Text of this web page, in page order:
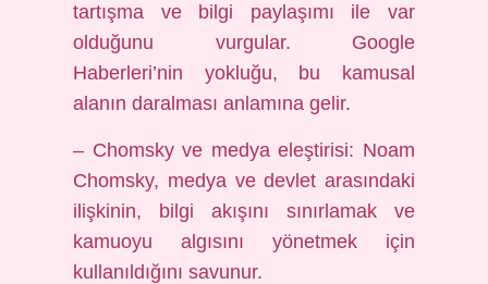
tartışma ve bilgi paylaşımı ile var
olduğunu vurgular. Google
Haberleri’nin yokluğu, bu kamusal
alanın daralması anlamına gelir.
– Chomsky ve medya eleştirisi: Noam
Chomsky, medya ve devlet arasındaki
ilişkinin, bilgi akışını sınırlamak ve
kamuoyu algısını yönetmek için
kullanıldığını savunur.